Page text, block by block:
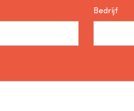
Bedrijf